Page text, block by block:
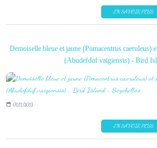
EN SAVOIR PLUS
Demoiselle bleue et jaune (Pomacentrus caeruleus)
(Abudefduf vaigiensis) - Bird
01/11/2013
EN SAVOIR PLUS